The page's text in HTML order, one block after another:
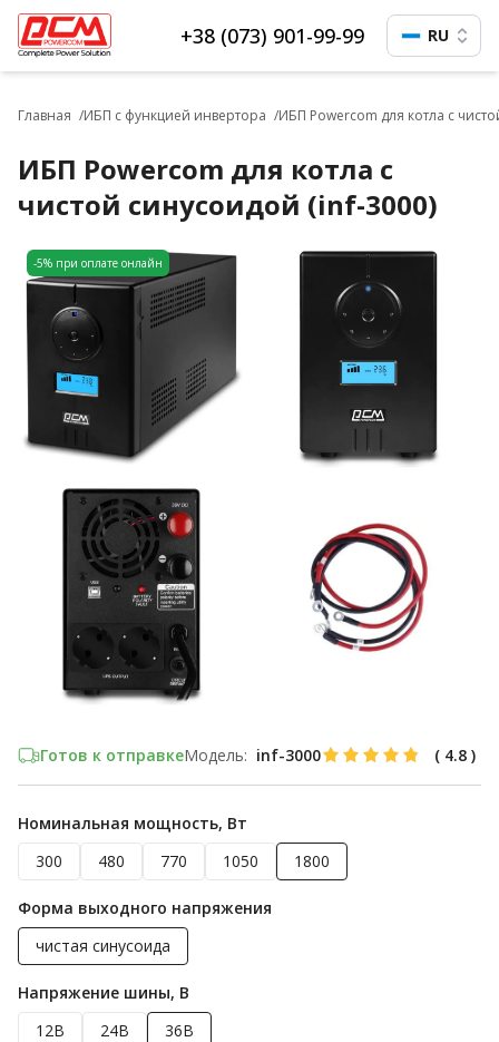
+38 (073) 901-99-99 RU
Главная ИБП с функцией инвертора ИБП Powercom для котла с
ИБП Powercom для котла с
чистой синусоидой (inf-3000)
-5% при оплате онлайн
Готов к отправкеМодель: inf-3000 ( 4.8 )
Номинальная мощность, Вт
300
480 770 1050 1800
Форма выходного напряжения
чистая синусоида
Напряжение шины, В
12В
24В 36В